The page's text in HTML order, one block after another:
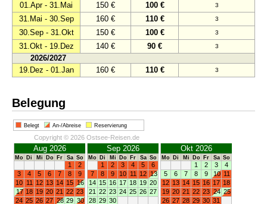
01.Apr - 31.Mai 150 € 100 € 3
31.Mai - 30.Sep 160 € 110 € 3
30.Sep - 31.Okt 150 € 100 € 3
31.Okt - 19.Dez 140 € 90 € 3
2026/2027
19.Dez - 01.Jan
160 € 110 € 3
Belegung
Belegt An-/Abreise Reservierung
Copyright © 2026 Ostsee-Reisen.de
Aug 2026
Mo Di Mi Do Fr Sa So
1
2
3
4 5 6 7 8
9
10 11 12 13 14 15 16
17 18 19 20 21 22 23
24 25 26 27 28 29 30
Sep 2026
Mo Di Mi Do Fr Sa So
1 2 3 4 5
6
7
8 9 10 11 12 13
14 15 16 17 18 19 20
21 22 23 24 25 26 27
28 29 30
Okt 2026
Mo Di Mi Do Fr Sa So
1 2 3
4
5
6 7 8 9 10 11
12 13 14 15 16 17 18
19 20 21 22 23 24 25
26 27 28 29 30 31